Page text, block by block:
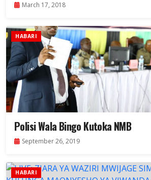
March 17, 2018
HABARI
Polisi Wala Bingo Kutoka NMB
September 26, 2019
HABARI